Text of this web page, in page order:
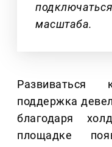
масштаба.
поддержка
благодаря
площадке